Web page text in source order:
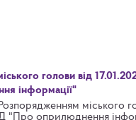
голови від
інформації"
міського
"Про оприлюднення